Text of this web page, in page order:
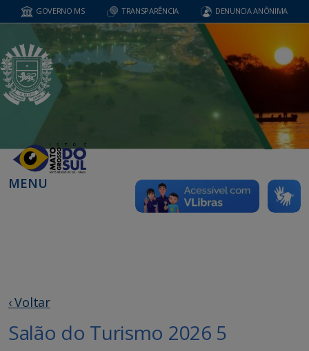
GOVERNO MS TRANSPARÊNCIA DENUNCIA ANÔNIMA
MENU
‹ Voltar
Salão do Turismo 2026 5